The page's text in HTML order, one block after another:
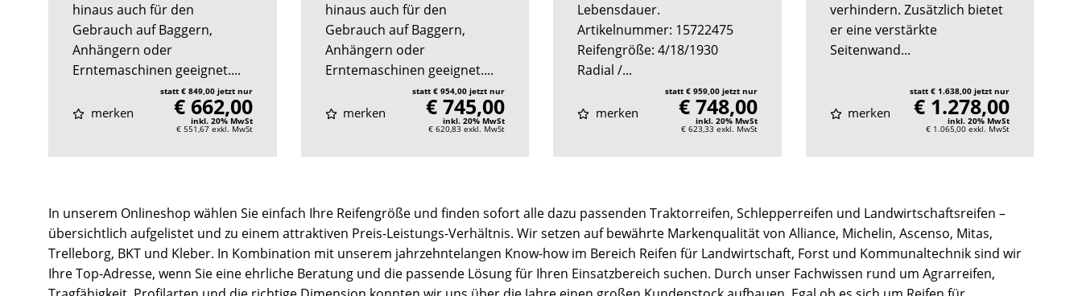
hinaus auch für den
Gebrauch auf Baggern,
Anhängern oder
Erntemaschinen geeignet....
merken
statt € 849,00 jetzt nur
€ 662,00
inkl. 20% MwSt
€ 551,67 exkl. MwSt
hinaus auch für den
Gebrauch auf Baggern,
Anhängern oder
Erntemaschinen geeignet....
merken
statt € 954,00 jetzt nur
€ 745,00
inkl. 20% MwSt
€ 620,83 exkl. MwSt
Lebensdauer.
Artikelnummer: 15722475
Reifengröße: 4/18/1930
Radial /...
merken
statt € 959,00 jetzt nur
€ 748,00
inkl. 20% MwSt
€ 623,33 exkl. MwSt
verhindern. Zusätzlich bietet
er eine verstärkte
Seitenwand...
merken
statt € 1.638,00 jetzt nur
€ 1.278,00
inkl. 20% MwSt
€ 1.065,00 exkl. MwSt
In unserem Onlineshop wählen Sie einfach Ihre Reifengröße und finden sofort alle dazu passenden Traktorreifen, Schlepperreifen und Landwirtschaftsreifen –
übersichtlich aufgelistet und zu einem attraktiven Preis-Leistungs-Verhältnis. Wir setzen auf bewährte Markenqualität von Alliance, Michelin, Ascenso, Mitas,
Trelleborg, BKT und Kleber. In Kombination mit unserem jahrzehntelangen Know-how im Bereich Reifen für Landwirtschaft, Forst und Kommunaltechnik sind wir
Ihre Top-Adresse, wenn Sie eine ehrliche Beratung und die passende Lösung für Ihren Einsatzbereich suchen. Durch unser Fachwissen rund um Agrarreifen,